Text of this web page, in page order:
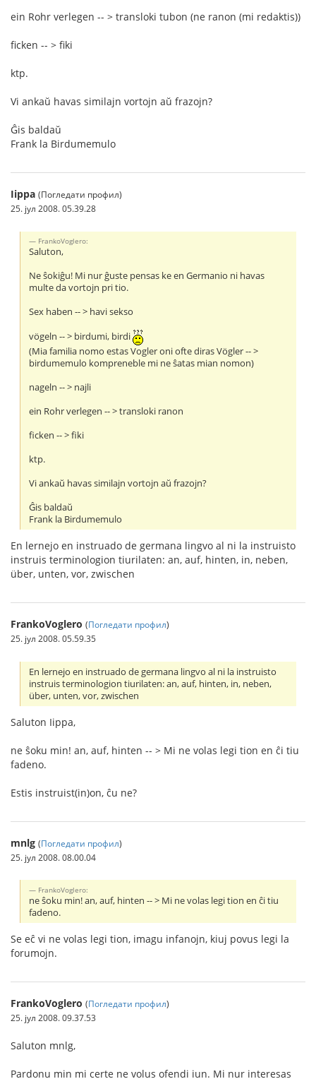
ein Rohr verlegen -- > transloki tubon (ne ranon (mi redaktis))
ficken -- > fiki
ktp.
Vi ankaŭ havas similajn vortojn aŭ frazojn?
Ĝis baldaŭ
Frank la Birdumemulo
Iippa (Погледати профил)
25. јул 2008. 05.39.28
FrankoVoglero:
Saluton,
Ne ŝokiĝu! Mi nur ĝuste pensas ke en Germanio ni havas
multe da vortojn pri tio.
Sex haben -- > havi sekso
vögeln -- > birdumi, birdi
(Mia familia nomo estas Vogler oni ofte diras Vögler -- >
birdumemulo kompreneble mi ne ŝatas mian nomon)
nageln -- > najli
ein Rohr verlegen -- > transloki ranon
ficken -- > fiki
ktp.
Vi ankaŭ havas similajn vortojn aŭ frazojn?
Ĝis baldaŭ
Frank la Birdumemulo
En lernejo en instruado de germana lingvo al ni la instruisto
instruis terminologion tiurilaten: an, auf, hinten, in, neben,
über, unten, vor, zwischen
FrankoVoglero (Погледати профил)
25. јул 2008. 05.59.35
En lernejo en instruado de germana lingvo al ni la instruisto
instruis terminologion tiurilaten: an, auf, hinten, in, neben,
über, unten, vor, zwischen
Saluton Iippa,
ne ŝoku min! an, auf, hinten -- > Mi ne volas legi tion en ĉi tiu
fadeno.
Estis instruist(in)on, ĉu ne?
mnlg (Погледати профил)
25. јул 2008. 08.00.04
FrankoVoglero:
ne ŝoku min! an, auf, hinten -- > Mi ne volas legi tion en ĉi tiu
fadeno.
Se eĉ vi ne volas legi tion, imagu infanojn, kiuj povus legi la
forumojn.
FrankoVoglero (Погледати профил)
25. јул 2008. 09.37.53
Saluton mnlg,
Pardonu min mi certe ne volus ofendi iun. Mi nur interesas